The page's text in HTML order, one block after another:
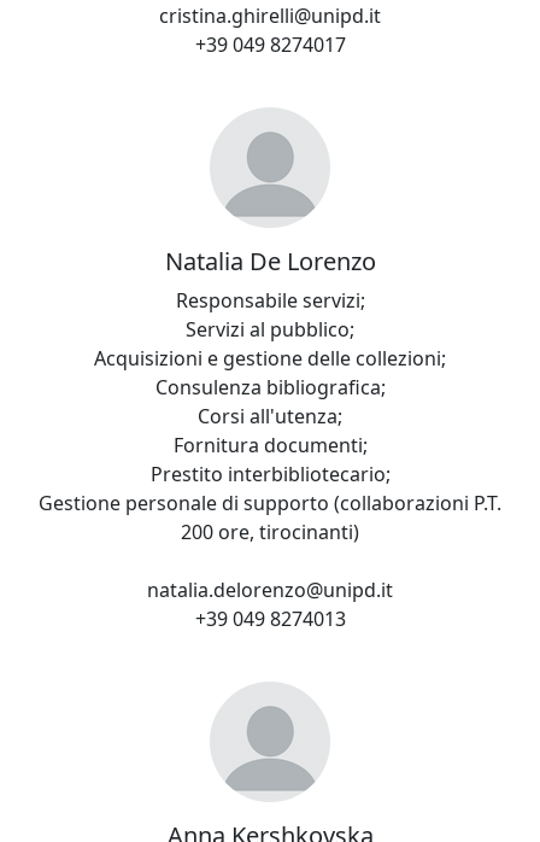
cristina.ghirelli@unipd.it
+39 049 8274017
Natalia De Lorenzo
Responsabile servizi;
Servizi al pubblico;
Acquisizioni e gestione delle collezioni;
Consulenza bibliografica;
Corsi all'utenza;
Fornitura documenti;
Prestito interbibliotecario;
Gestione personale di supporto (collaborazioni P.T.
200 ore, tirocinanti)
natalia.delorenzo@unipd.it
+39 049 8274013
Anna Kershkovska